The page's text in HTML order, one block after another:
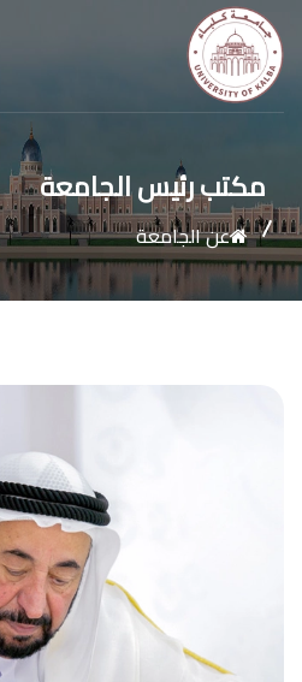
عن الجامعة
الوسائط
مكتب رئيس الجامعة
عن الجامعة